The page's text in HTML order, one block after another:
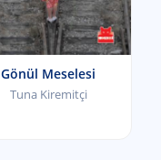
Gönül Meselesi
Tuna Kiremitçi